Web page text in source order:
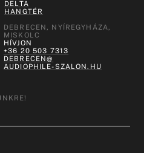
DELTA
HANGTÉR
DEBRECEN, NYÍREGYHÁZA,
MISKOLC
HÍVJON
+36 20 503 7313
DEBRECEN@
AUDIOPHILE-SZALON.HU